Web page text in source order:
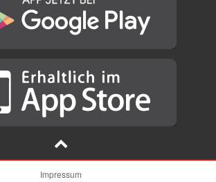
Impressum